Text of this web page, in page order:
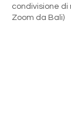
condivisione di
Zoom da Bali)